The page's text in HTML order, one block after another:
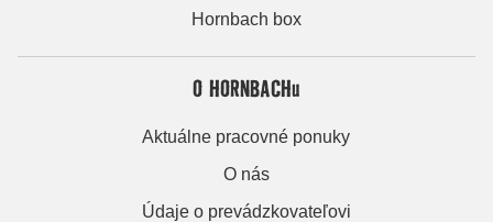
Hornbach box
O HORNBACHu
Aktuálne pracovné ponuky
O nás
Údaje o prevádzkovateľovi